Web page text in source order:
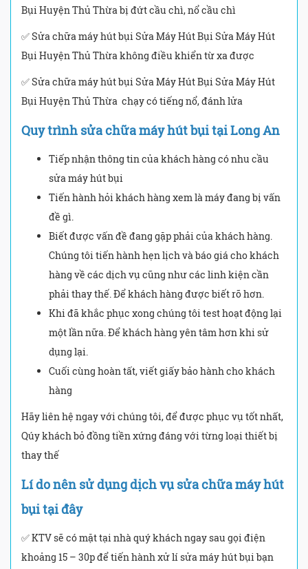
Bụi Huyện Thủ Thừa bị đứt cầu chì, nổ cầu chì
✅ Sửa chữa máy hút bụi Sửa Máy Hút Bụi Sửa Máy Hút
Bụi Huyện Thủ Thừa không điều khiển từ xa được
✅ Sửa chữa máy hút bụi Sửa Máy Hút Bụi Sửa Máy Hút
Bụi Huyện Thủ Thừa chạy có tiếng nổ, đánh lửa
Quy trình sửa chữa máy hút bụi tại Long An
Tiếp nhận thông tin của khách hàng có nhu cầu
sửa máy hút bụi
Tiến hành hỏi khách hàng xem là máy đang bị vấn
đề gì.
Biết được vấn đề đang gặp phải của khách hàng.
Chúng tôi tiến hành hẹn lịch và báo giá cho khách
hàng về các dịch vụ cũng như các linh kiện cần
phải thay thế. Để khách hàng được biết rõ hơn.
Khi đã khắc phục xong chúng tôi test hoạt động lại
một lần nữa. Để khách hàng yên tâm hơn khi sử
dụng lại.
Cuối cùng hoàn tất, viết giấy bảo hành cho khách
hàng
Hãy liên hệ ngay với chúng tôi, để được phục vụ tốt nhất,
Qúy khách bỏ đồng tiền xứng đáng với từng loại thiết bị
thay thế
Lí do nên sử dụng dịch vụ sửa chữa máy hút
bụi tại đây
✅ KTV sẽ có mặt tại nhà quý khách ngay sau gọi điện
khoảng 15 – 30p để tiến hành xử lí sửa máy hút bụi bạn